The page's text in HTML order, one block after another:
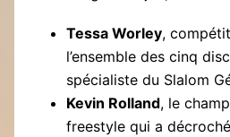
Tessa Worley,
l’ensemble des cinq
spécialiste du Slalom
Kevin Rolland, le
freestyle qui a